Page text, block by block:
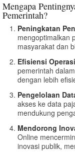
Mengapa
Pemerintah?
Peningkatan
mengoptimalkan
masyarakat dan
Efisiensi
pemerintah
dengan lebih
Pengelolaan
akses ke data
mendukung
Mendorong
Online
inovasi publik,